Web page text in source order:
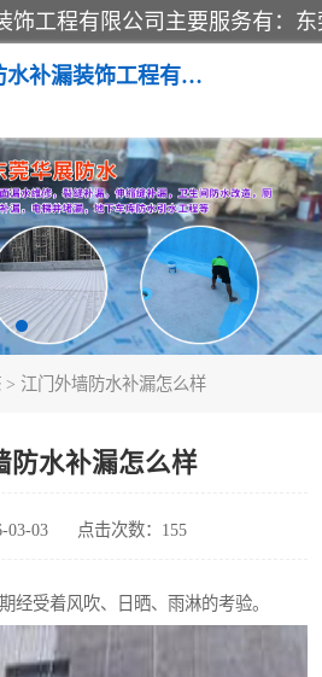
东莞市华展防水补漏装饰工程有限公司
> 江门外墙防水补漏怎么样
防水补漏怎么样
03-03 点击次数：155
经受着风吹、日晒、雨淋的考验。